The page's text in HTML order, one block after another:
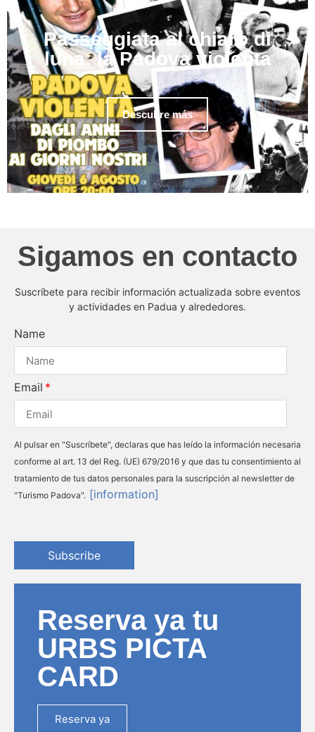
Passeggiata al chiaro di
luna: la Padova violenta
Descubre más
Sigamos en contacto
Suscríbete para recibir información actualizada sobre eventos
y actividades en Padua y alrededores.
Name
Email
Al pulsar en "Suscríbete", declaras que has leído la información necesaria
conforme al art. 13 del Reg. (UE) 679/2016 y que das tu consentimiento al
tratamiento de tus datos personales para la suscripción al newsletter de
"Turismo Padova". [information]
Subscribe
Reserva ya tu
URBS PICTA
CARD
Reserva ya